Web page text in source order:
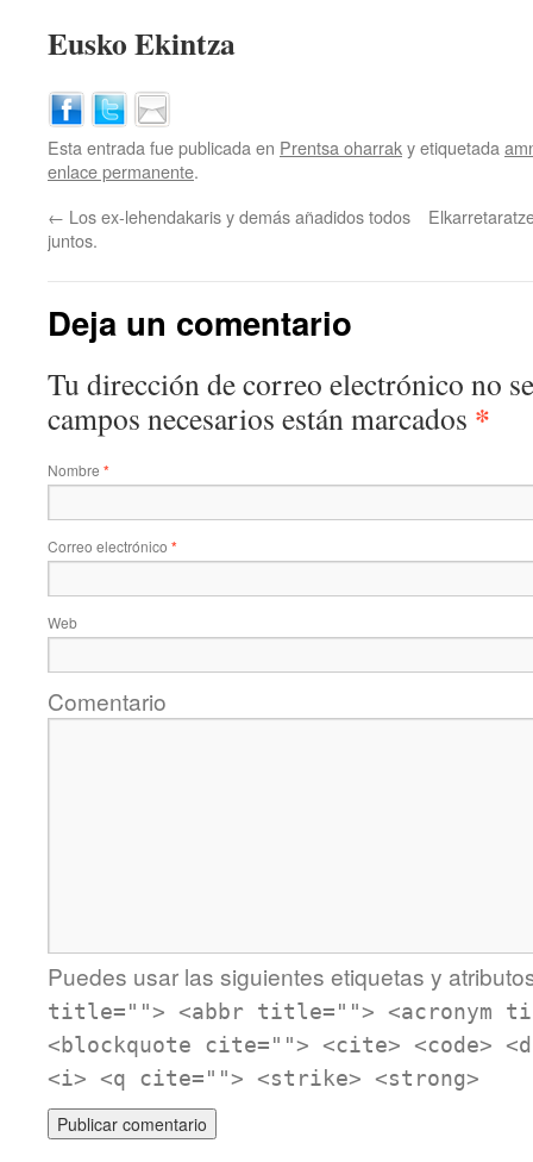
Eusko Ekintza
Esta entrada fue publicada en Prentsa oharraky etiquetada
enlace permanente.
← Los ex-lehendakaris y demás añadidos todos
juntos.
Deja un comentario
Tu dirección de correo electrónico no
campos necesarios están marcados *
Nombre *
Correo electrónico *
Web
Comentario
Puedes usar las siguientes etiquetas y
title=""> <abbr title=""> <acronym
<blockquote cite=""> <cite> <code>
<i> <q cite=""> <strike> <strong>